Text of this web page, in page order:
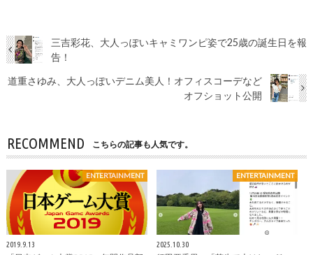
三吉彩花、大人っぽいキャミワンピ姿で25歳の誕生日を報
告！
道重さゆみ、大人っぽいデニム美人！オフィスコーデなど
オフショット公開
RECOMMEND こちらの記事も人気です。
ENTERTAINMENT
2019.9.13
ENTERTAINMENT
2025.10.30